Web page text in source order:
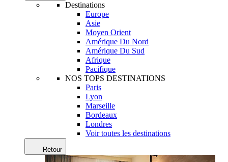
Destinations
Europe
Asie
Moyen Orient
Amérique Du Nord
Amérique Du Sud
Afrique
Pacifique
NOS TOPS DESTINATIONS
Paris
Lyon
Marseille
Bordeaux
Londres
Voir toutes les destinations
Retour